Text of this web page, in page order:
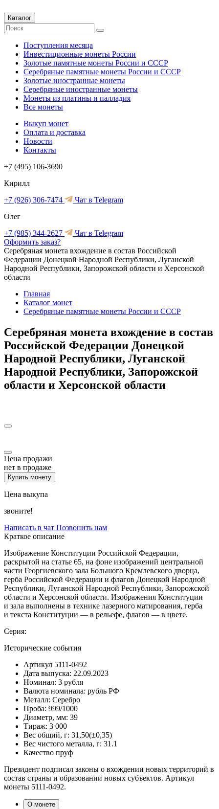
Каталог
Поступления месяца
Инвестиционные монеты России
Золотые памятные монеты России и СССР
Серебряные памятные монеты России и СССР
Золотые иностранные монеты
Серебряные иностранные монеты
Монеты из платины и палладия
Все монеты
Выкуп монет
Оплата и доставка
Новости
Контакты
+7 (495) 106-3690
Кирилл
+7 (926) 306-7474
Чат в Telegram
Олег
+7 (985) 344-2627
Чат в Telegram
Оформить заказ?
Серебряная монета вхождение в состав Российской
Федерации Донецкой Народной Республики, Луганской
Народной Республики, Запорожской области и Херсонской
области
Главная
Каталог монет
Серебряные памятные монеты России и СССР
Серебряная монета вхождение в состав
Российской Федерации Донецкой
Народной Республики, Луганской
Народной Республики, Запорожской
области и Херсонской области
Цена продажи
нет в продаже
Купить монету
Цена выкупа
звоните!
Написать в чат Позвонить нам
Краткое описание
Изображение Конституции Российской Федерации,
раскрытой на статье 65, на фоне изображений центральной
части Георгиевского зала Большого Кремлевского дворца,
герба Российской Федерации и флагов Донецкой Народной
Республики, Луганской Народной Республики, Запорожской
области и Херсонской области. Изображения Конституции
и зала выполнены в технике лазерного матирования, герба
и текста Конституции — в рельефе, флагов — в цвете.
Серия:
Исторические события
Артикул 5111-0492
Дата выпуска: 22.09.2023
Номинал: 3 рубля
Валюта номинала: рубль РФ
Металл: Серебро
Проба: 999/1000
Диаметр, мм: 39
Тираж: 3 000
Вес общий, г: 31,50(±0,35)
Вес чистого металла, г: 31.1
Качество пруф
Президент подписал законы о вхождении новых территорий в
состав страны и образовании новых субъектов. Артикул
монеты 5111-0492.
О монете